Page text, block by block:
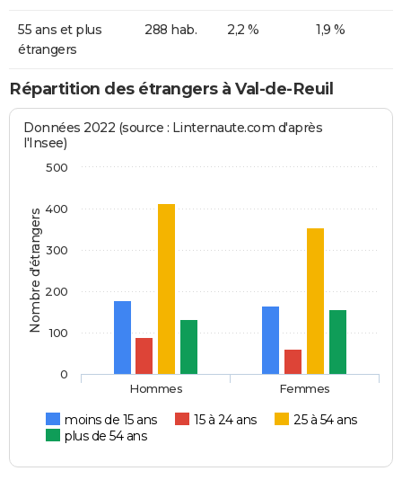
55 ans et plus
étrangers
288 hab. 2,2 % 1,9 %
Répartition des étrangers à Val-de-Reuil
Nombre d'étrangers
Données 2022 (source : Linternaute.com d'après
l'Insee)
moins de 15 ans 15 à 24 ans
25 à 54 ans
plus de 54 ans
Hommes Femmes
0
100
200
300
400
500